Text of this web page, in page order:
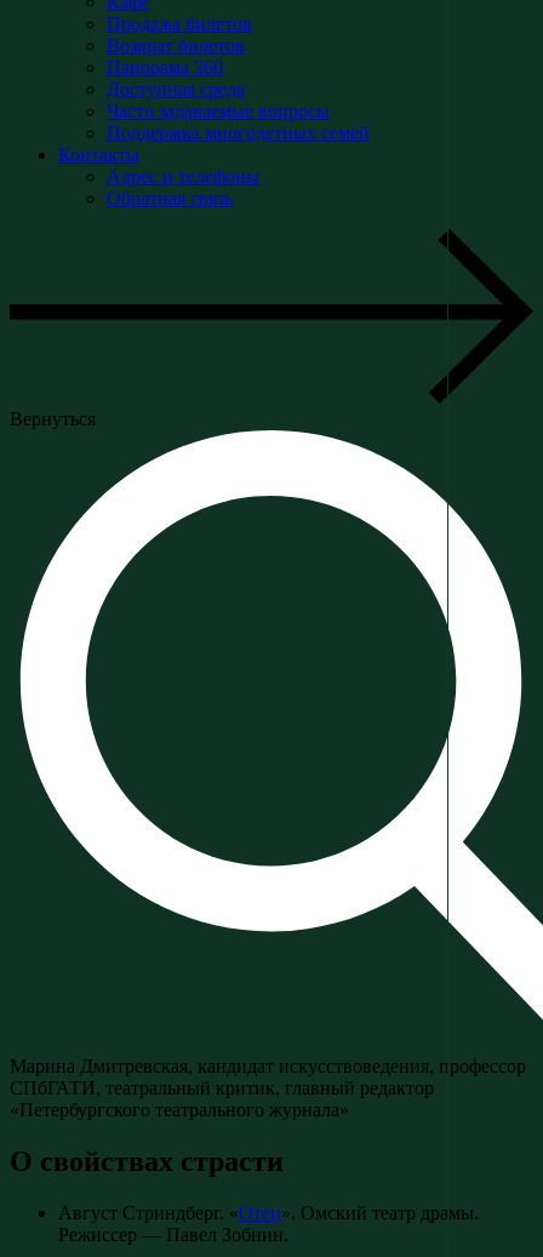
Продажа билетов
Возврат билетов
Панорама 360
Доступная среда
Часто задаваемые вопросы
Поддержка многодетных семей
Контакты
Адрес и телефоны
Обратная связь
Вернуться
Марина Дмитревская, кандидат искусствоведения, профессор
СПбГАТИ, театральный критик, главный редактор
«Петербургского театрального журнала»
О свойствах страсти
Август Стриндберг. «Отец». Омский театр драмы.
Режиссер — Павел Зобнин.